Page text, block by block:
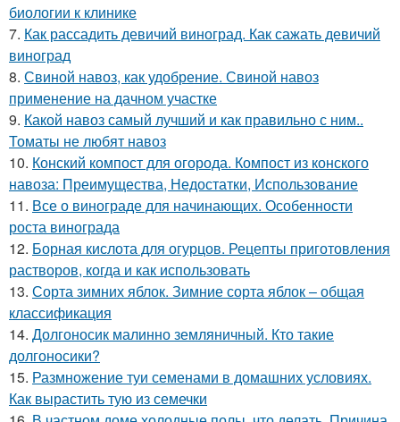
биологии к клинике
7. Как рассадить девичий виноград. Как сажать девичий
виноград
8. Свиной навоз, как удобрение. Свиной навоз
применение на дачном участке
9. Какой навоз самый лучший и как правильно с ним..
Томаты не любят навоз
10. Конский компост для огорода. Компост из конского
навоза: Преимущества, Недостатки, Использование
11. Все о винограде для начинающих. Особенности
роста винограда
12. Борная кислота для огурцов. Рецепты приготовления
растворов, когда и как использовать
13. Сорта зимних яблок. Зимние сорта яблок – общая
классификация
14. Долгоносик малинно земляничный. Кто такие
долгоносики?
15. Размножение туи семенами в домашних условиях.
Как вырастить тую из семечки